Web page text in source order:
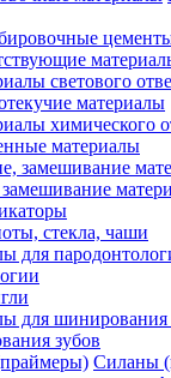
светового
материалы
химического
материалы
стекла, чаши
зубов
Силаны